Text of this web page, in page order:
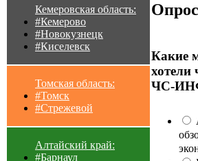
Кемеровская область:
#Кемерово
#Новокузнецк
#Киселевск
Томская область:
#Томск
#Стрежевой
Алтайский край:
#Барнаул
Опрос
Какие
хотели
ЧС-